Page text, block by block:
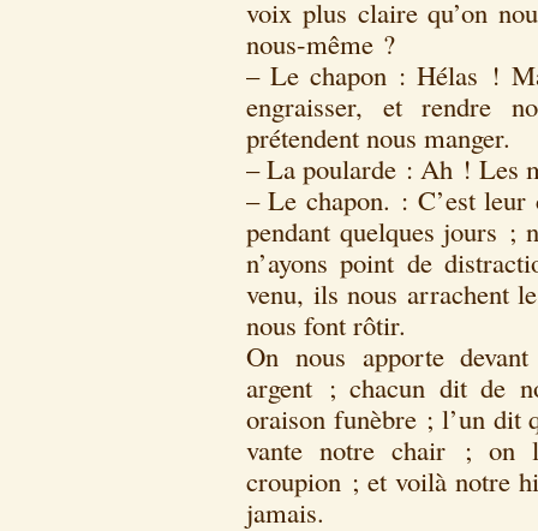
voix plus claire qu’on
nous-même ?
– Le chapon : Hélas !
engraisser, et rendre
prétendent nous manger.
– La poularde : Ah ! Les
– Le chapon. : C’est
pendant quelques jours ;
n’ayons point de
venu, ils nous arrachent
nous font rôtir.
On nous apporte
argent ; chacun dit de
oraison funèbre ; l’un dit
vante notre chair ; on
croupion ; et voilà notre
jamais.